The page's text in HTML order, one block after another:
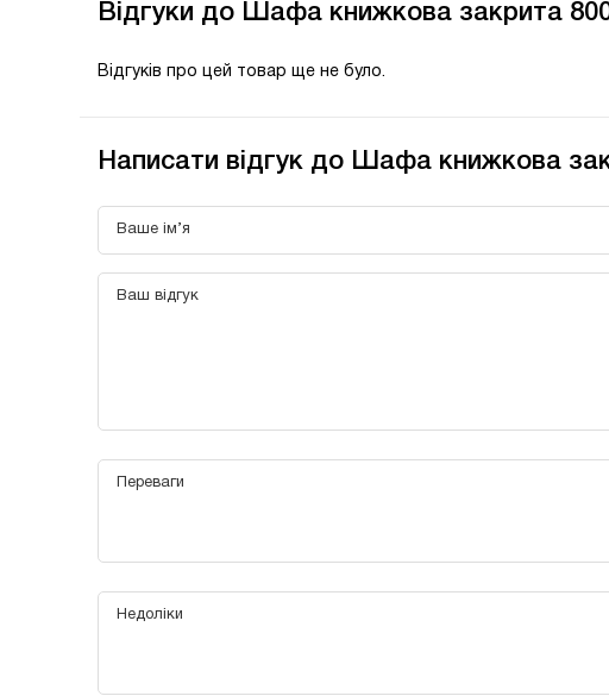
Відгуки до Шафа книжкова закрита
Відгуків про цей товар ще не було.
Написати відгук до Шафа книжкова